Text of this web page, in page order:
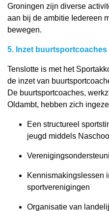
Groningen zijn diverse
aan bij de ambitie Iedereen
bewegen.
5. Inzet buurtsportcoaches
Tenslotte is met het
de inzet van
De buurtsportcoaches,
Oldambt, hebben zich
Een structureel
jeugd middels
Kennismakingslessen
sportverenigingen
Organisatie van